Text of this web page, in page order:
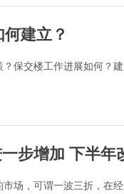
建立？
保交楼工作进展如何？
步增加 下半年
市场，可谓一波三折，在